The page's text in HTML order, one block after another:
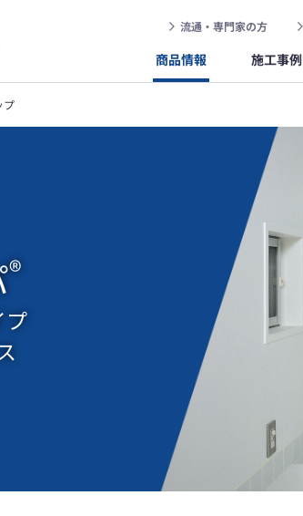
流通・専門家の方
商品情報 施工事例
プ
®
プ